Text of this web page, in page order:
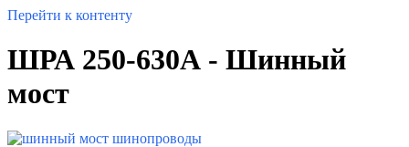
Перейти к контенту
ШРА 250-630А - Шинный
мост